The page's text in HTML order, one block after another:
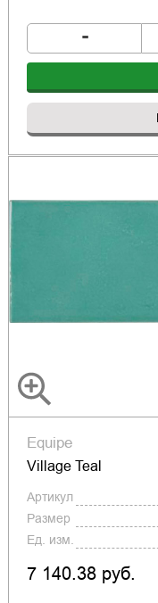
-
Equipe
Village Teal
Артикул
Размер
Ед. изм.
7 140.38 руб.